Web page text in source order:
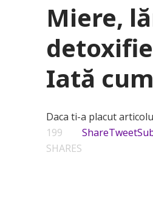
Miere,
Iată
Daca ti-a placut
199
SHARES
ShareTweet